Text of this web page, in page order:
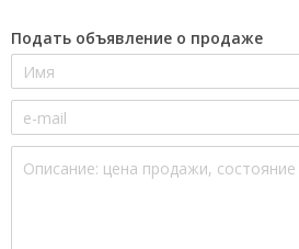
Подать объявление о продаже